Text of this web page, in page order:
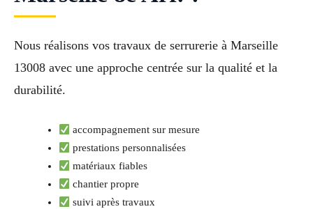
Nous réalisons vos travaux de serrurerie à Marseille
13008 avec une approche centrée sur la qualité et la
durabilité.
accompagnement sur mesure
prestations personnalisées
matériaux fiables
chantier propre
suivi après travaux